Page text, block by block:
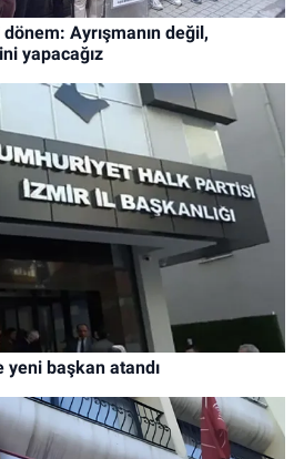
Ayrışmanın değil,
yapacağız
yeni başkan atandı